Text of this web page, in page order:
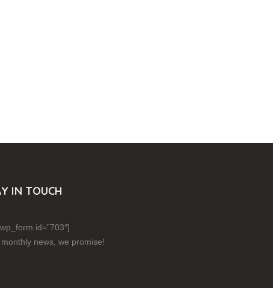
IN TOUCH
id=”703″]
news, we promise!